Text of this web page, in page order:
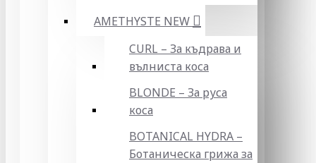
AMETHYSTE NEW
CURL – За къдрава и
вълниста коса
BLONDE – За руса
коса
BOTANICAL HYDRA –
Ботаническа грижа за